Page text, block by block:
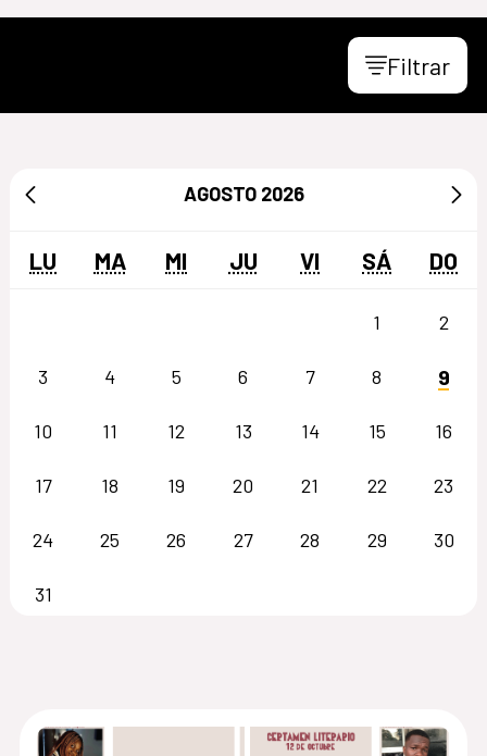
Filtrar
AGOSTO 2026
LU MA MI JU VI SÁ DO
1 2
3 4 5 6 7 8 9
10 11 12 13 14 15 16
17 18 19 20 21 22 23
24 25 26 27 28 29 30
31